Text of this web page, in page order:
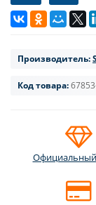
Производитель:
Код товара: